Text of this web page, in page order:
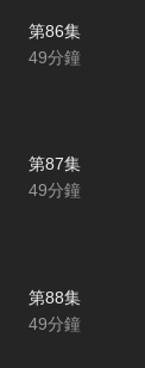
第86集
49分鐘
第87集
49分鐘
第88集
49分鐘